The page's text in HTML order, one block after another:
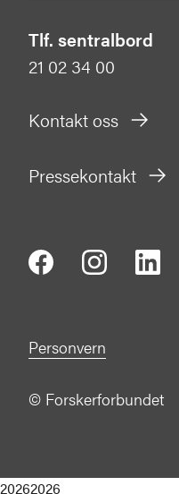
Tlf. sentralbord
21 02 34 00
Kontakt oss
Pressekontakt
Personvern
© Forskerforbundet
20262026